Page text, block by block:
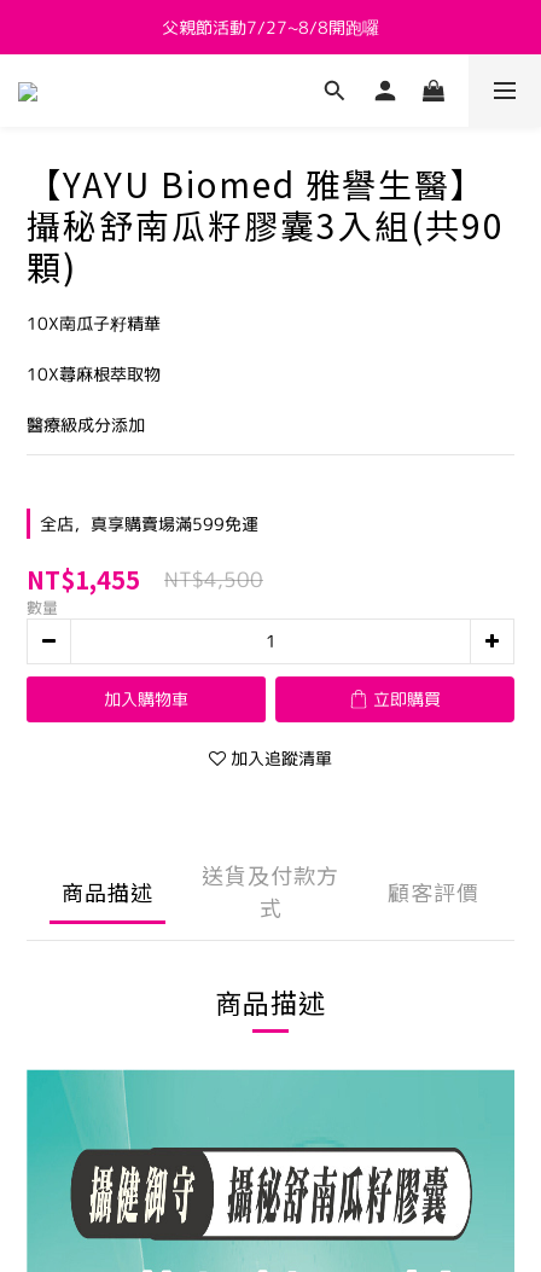
新會員送 $800購物金
父親節活動7/27~8/8開跑囉
新會員送 $800購物金
【YAYU Biomed 雅譽生醫】
攝秘舒南瓜籽膠囊3入組(共90
顆)
10X南瓜子籽精華
10X蕁麻根萃取物
醫療級成分添加
全店，真享購賣場滿599免運
NT$1,455 NT$4,500
數量
加入購物車 立即購買
加入追蹤清單
商品描述
送貨及付款方
式
顧客評價
商品描述